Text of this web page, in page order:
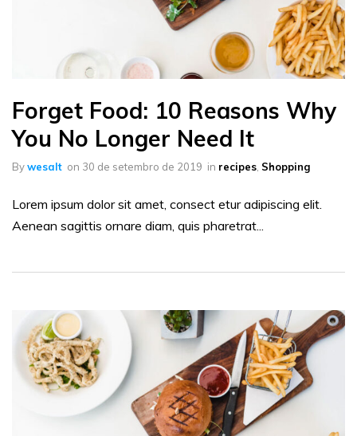
Forget Food: 10 Reasons Why
You No Longer Need It
Bywesalt on 30 de setembro de 2019 in recipes, Shopping
Lorem ipsum dolor sit amet, consect etur adipiscing elit.
Aenean sagittis ornare diam, quis pharetrat...